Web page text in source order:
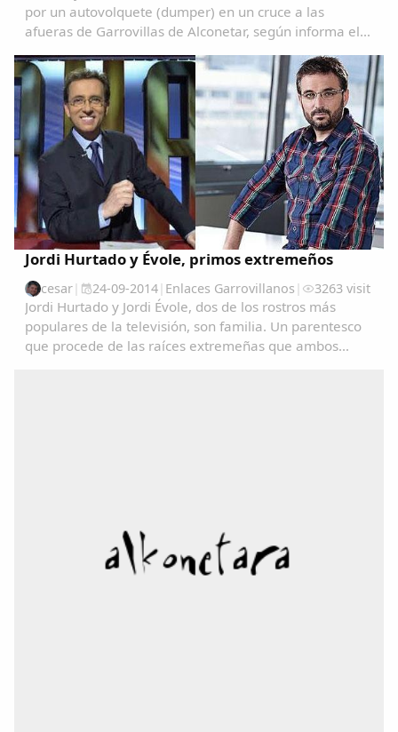
por un autovolquete (dumper) en un cruce a las
afueras de Garrovillas de Alconetar, según informa el
servicio de emergencias 112 de Extremadura.El
accidente se ha producido a las 9.30 de la mañana
en...
Jordi Hurtado y Évole, primos extremeños
cesar| 24-09-2014| Enlaces Garrovillanos | 3263 visit
Jordi Hurtado y Jordi Évole, dos de los rostros más
populares de la televisión, son familia. Un parentesco
que procede de las raíces extremeñas que ambos
Comparte
Compartir en Facebook